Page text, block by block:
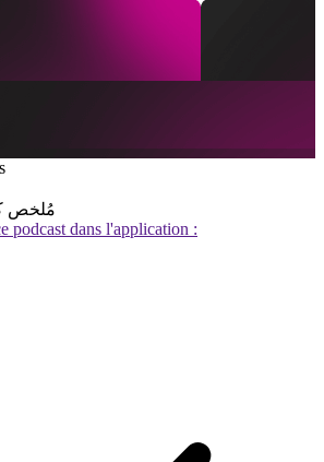
مُلخص
podcast dans l'application :